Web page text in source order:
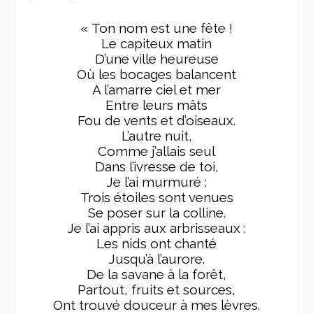
« Ton nom est une fête !
Le capiteux matin
D’une ville heureuse
Où les bocages balancent
A l’amarre ciel et mer
Entre leurs mâts
Fou de vents et d’oiseaux.
L’autre nuit,
Comme j’allais seul
Dans l’ivresse de toi,
Je l’ai murmuré :
Trois étoiles sont venues
Se poser sur la colline.
Je l’ai appris aux arbrisseaux :
Les nids ont chanté
Jusqu’à l’aurore.
De la savane à la forêt,
Partout, fruits et sources,
Ont trouvé douceur à mes lèvres.